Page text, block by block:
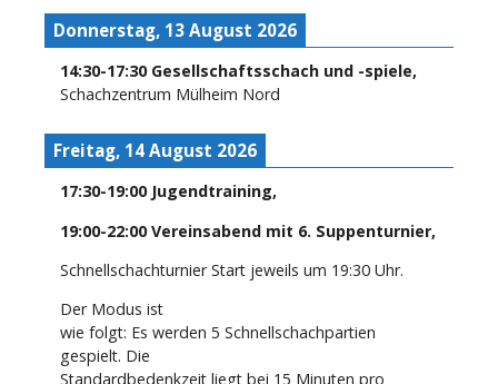
Donnerstag, 13 August 2026
14:30-17:30 Gesellschaftsschach und -spiele,
Schachzentrum Mülheim Nord
Freitag, 14 August 2026
17:30-19:00 Jugendtraining,
19:00-22:00 Vereinsabend mit 6. Suppenturnier,
Schnellschachturnier Start jeweils um 19:30 Uhr.
Der Modus ist
wie folgt: Es werden 5 Schnellschachpartien
gespielt. Die
Standardbedenkzeit liegt bei 15 Minuten pro